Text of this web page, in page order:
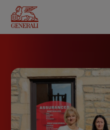
contenu
principal